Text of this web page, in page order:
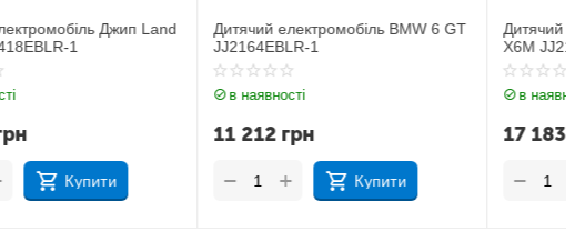
Дитячий електромобіль BMW 6 GT
JJ2164EBLR-1
11 212
+
Дитячий електромобіль Джип BMW
X6M JJ2199EBLR-1
17 183
+